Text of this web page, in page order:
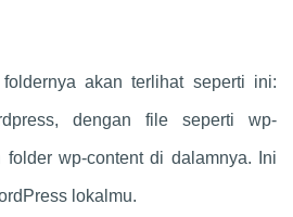
akan terlihat seperti ini:
dengan file seperti wp-
folder wp-content di dalamnya. Ini
lokalmu.